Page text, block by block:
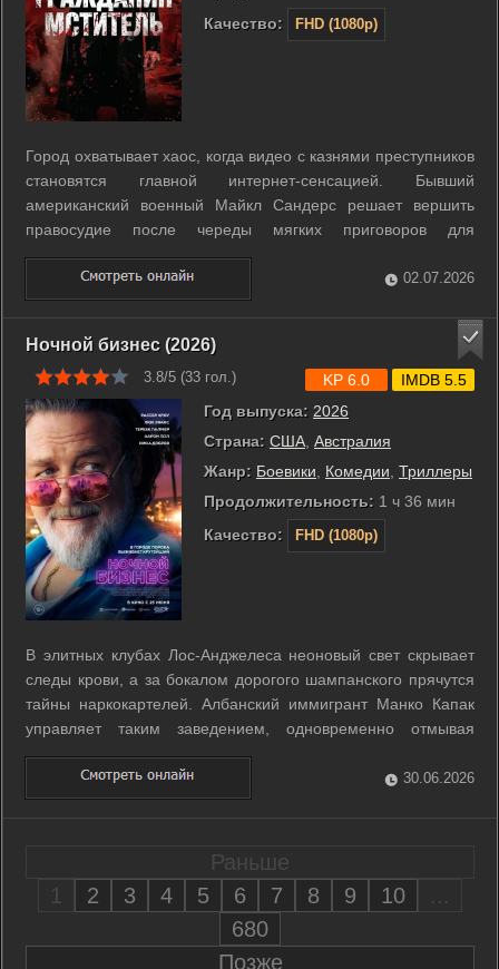
Качество:
FHD (1080p)
Город охватывает хаос, когда видео с казнями преступников
становятся главной интернет-сенсацией. Бывший
американский военный Майкл Сандерс решает вершить
правосудие после череды мягких приговоров для
закоренелых насильников. Он превращается в
безжалостного вигиланте в условиях полного бездействия
коррумпированных чиновников. Его радикальные методы ...
02.07.2026
Ночной бизнес (2026)
3.8/5 (33 гол.)
Год выпуска: 2026
Страна: США, Австралия
Жанр: Боевики, Комедии, Триллеры
Продолжительность: 1 ч 36 мин
Качество:
FHD (1080p)
KP 6.0 IMDB 5.5
В элитных клубах Лос-Анджелеса неоновый свет скрывает
следы крови, а за бокалом дорогого шампанского прячутся
тайны наркокартелей. Албанский иммигрант Манко Капак
управляет таким заведением, одновременно отмывая
нелегальные миллионы преступных синдикатов. Он мечтает
о тихой жизни, но эти планы рушит дерзкое ограбление
прямо в сердце его клуба. ...
30.06.2026
Раньше
1
2 3 4 5 6 7 8 9 10
...
680
Позже